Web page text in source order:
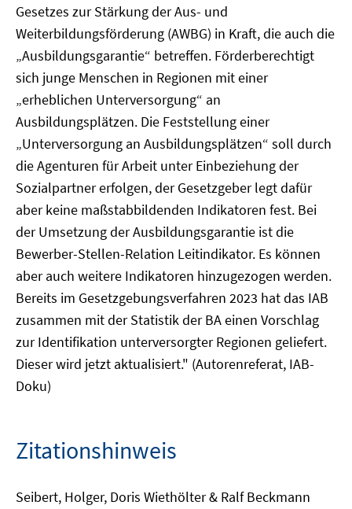
Gesetzes zur Stärkung der Aus- und
Weiterbildungsförderung (AWBG) in Kraft, die auch die
„Ausbildungsgarantie“ betreffen. Förderberechtigt
sich junge Menschen in Regionen mit einer
„erheblichen Unterversorgung“ an
Ausbildungsplätzen. Die Feststellung einer
„Unterversorgung an Ausbildungsplätzen“ soll durch
die Agenturen für Arbeit unter Einbeziehung der
Sozialpartner erfolgen, der Gesetzgeber legt dafür
aber keine maßstabbildenden Indikatoren fest. Bei
der Umsetzung der Ausbildungsgarantie ist die
Bewerber-Stellen-Relation Leitindikator. Es können
aber auch weitere Indikatoren hinzugezogen werden.
Bereits im Gesetzgebungsverfahren 2023 hat das IAB
zusammen mit der Statistik der BA einen Vorschlag
zur Identifikation unterversorgter Regionen geliefert.
Dieser wird jetzt aktualisiert." (Autorenreferat, IAB-
Doku)
Zitationshinweis
Seibert, Holger, Doris Wiethölter & Ralf Beckmann